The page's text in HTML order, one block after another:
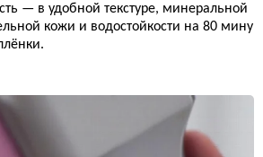
— в удобной текстуре, минеральной
кожи и водостойкости на 80 мину